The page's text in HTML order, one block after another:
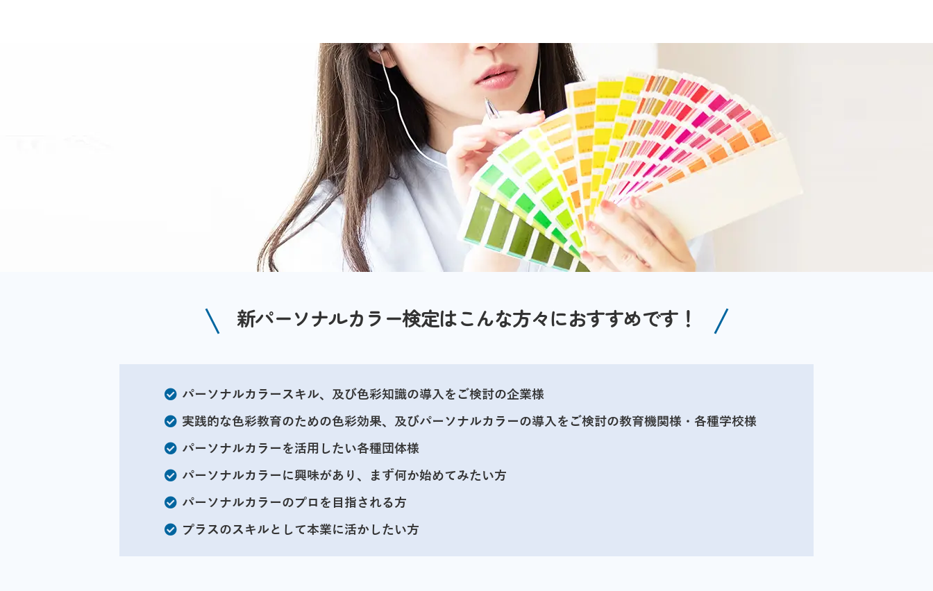
新パーソナルカラー検定はこんな方々におすすめです！
パーソナルカラースキル、及び色彩知識の導入をご検討の企業様
実践的な色彩教育のための色彩効果、及びパーソナルカラーの導入をご検討の教育機関様・各種学校様
パーソナルカラーを活用したい各種団体様
パーソナルカラーに興味があり、まず何か始めてみたい方
パーソナルカラーのプロを目指される方
プラスのスキルとして本業に活かしたい方